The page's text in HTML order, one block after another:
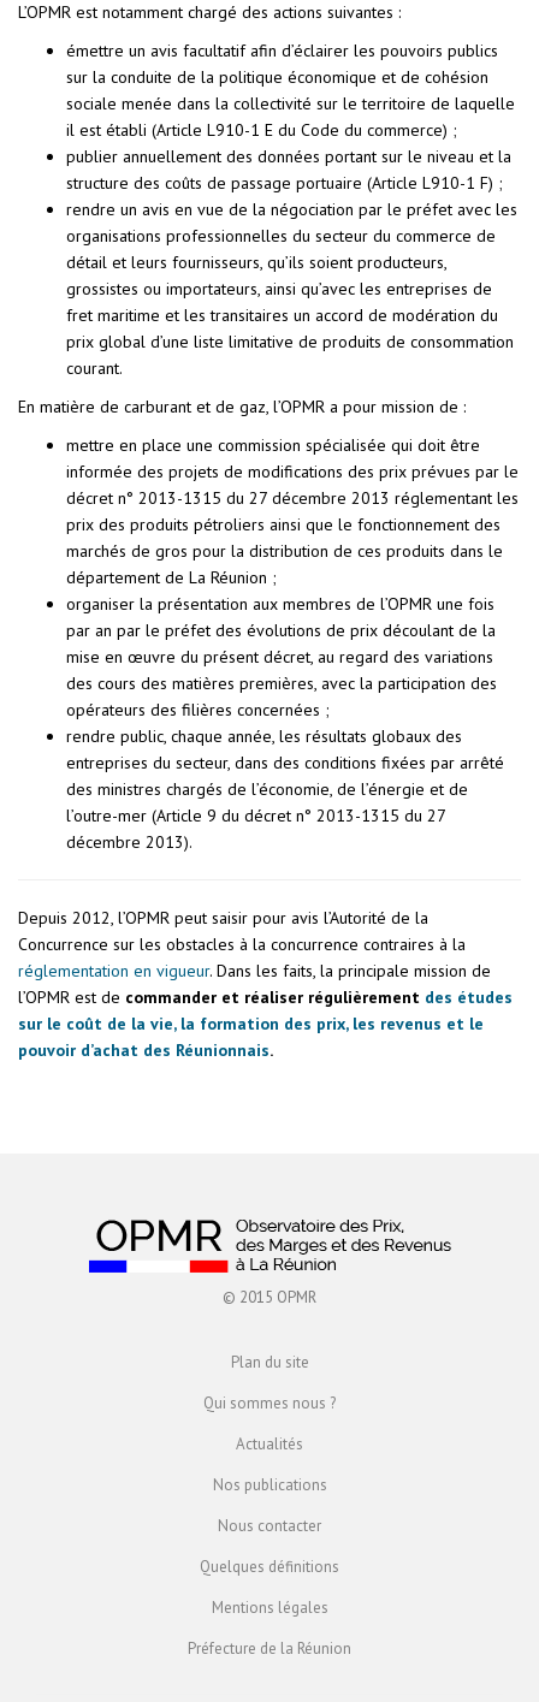
L’OPMR est notamment chargé des actions suivantes :
émettre un avis facultatif afin d’éclairer les pouvoirs publics
sur la conduite de la politique économique et de cohésion
sociale menée dans la collectivité sur le territoire de laquelle
il est établi (Article L910-1 E du Code du commerce) ;
publier annuellement des données portant sur le niveau et la
structure des coûts de passage portuaire (Article L910-1 F) ;
rendre un avis en vue de la négociation par le préfet avec les
organisations professionnelles du secteur du commerce de
détail et leurs fournisseurs, qu’ils soient producteurs,
grossistes ou importateurs, ainsi qu’avec les entreprises de
fret maritime et les transitaires un accord de modération du
prix global d’une liste limitative de produits de consommation
courant.
En matière de carburant et de gaz, l’OPMR a pour mission de :
mettre en place une commission spécialisée qui doit être
informée des projets de modifications des prix prévues par le
décret n° 2013-1315 du 27 décembre 2013 réglementant les
prix des produits pétroliers ainsi que le fonctionnement des
marchés de gros pour la distribution de ces produits dans le
département de La Réunion ;
organiser la présentation aux membres de l’OPMR une fois
par an par le préfet des évolutions de prix découlant de la
mise en œuvre du présent décret, au regard des variations
des cours des matières premières, avec la participation des
opérateurs des filières concernées ;
rendre public, chaque année, les résultats globaux des
entreprises du secteur, dans des conditions fixées par arrêté
des ministres chargés de l’économie, de l’énergie et de
l’outre-mer (Article 9 du décret n° 2013-1315 du 27
décembre 2013).
Depuis 2012, l’OPMR peut saisir pour avis l’Autorité de la
Concurrence sur les obstacles à la concurrence contraires à la
réglementation en vigueur. Dans les faits, la principale mission de
l’OPMR est de commander et réaliser régulièrement des études
sur le coût de la vie, la formation des prix, les revenus et le
pouvoir d’achat des Réunionnais.
© 2015 OPMR
Plan du site
Qui sommes nous ?
Actualités
Nos publications
Nous contacter
Quelques définitions
Mentions légales
Préfecture de la Réunion